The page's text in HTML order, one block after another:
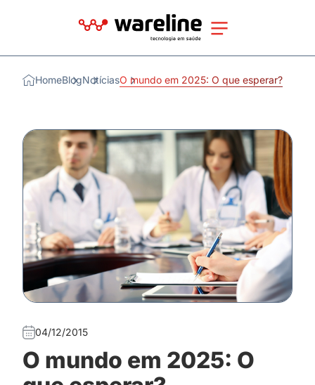
HomeBlogNotíciasO mundo em 2025: O que esperar?
04/12/2015
O mundo em 2025: O